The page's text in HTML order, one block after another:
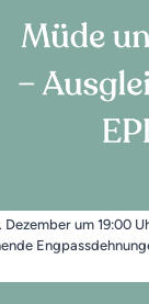
um 19:00